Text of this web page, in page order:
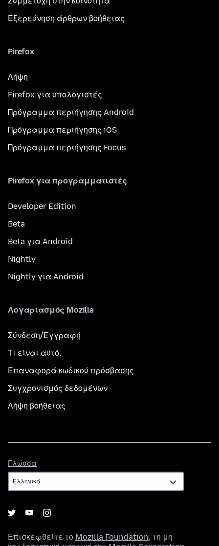
Εξερεύνηση άρθρων βοήθειας
Firefox
Λήψη
Firefox για υπολογιστές
Πρόγραμμα περιήγησης Android
Πρόγραμμα περιήγησης iOS
Πρόγραμμα περιήγησης Focus
Firefox για προγραμματιστές
Developer Edition
Beta
Beta για Android
Nightly
Nightly για Android
Λογαριασμός Mozilla
Σύνδεση/Εγγραφή
Τι είναι αυτό;
Επαναφορά κωδικού πρόσβασης
Συγχρονισμός δεδομένων
Λήψη βοήθειας
Γλώσσα
Επισκεφθείτε το Mozilla Foundation, τη μη